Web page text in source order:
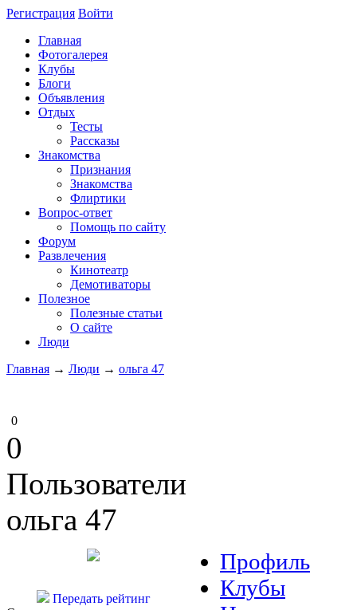
Регистрация Войти
Главная
Фотогалерея
Клубы
Блоги
Объявления
Отдых
Тесты
Рассказы
Знакомства
Признания
Знакомства
Флиртики
Вопрос-ответ
Помощь по сайту
Форум
Развлечения
Кинотеатр
Демотиваторы
Полезное
Полезные статьи
О сайте
Люди
Главная → Люди → ольга 47
0
0
Пользователи
ольга 47
Передать рейтинг
Профиль
Клубы